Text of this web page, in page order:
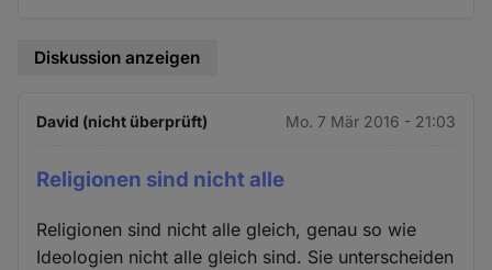
Diskussion anzeigen
David (nicht überprüft) Mo. 7 Mär 2016 - 21:03
Religionen sind nicht alle
Religionen sind nicht alle gleich, genau so wie
Ideologien nicht alle gleich sind. Sie unterscheiden